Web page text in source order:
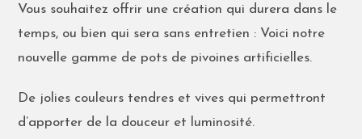
Vous souhaitez offrir une création qui durera dans le
temps, ou bien qui sera sans entretien : Voici notre
nouvelle gamme de pots de pivoines artificielles.
De jolies couleurs tendres et vives qui permettront
d’apporter de la douceur et luminosité.